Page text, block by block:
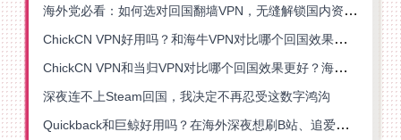
海外党必看：如何选对回国翻墙VPN，无缝解锁国内资源？
ChickCN VPN好用吗？和海牛VPN对比哪个回国效果更好？
ChickCN VPN和当归VPN对比哪个回国效果更好？海外党亲测后选了它
深夜连不上Steam回国，我决定不再忍受这数字鸿沟
Quickback和巨鲸好用吗？在海外深夜想刷B站、追爱奇艺的你，或许正需要这份答案